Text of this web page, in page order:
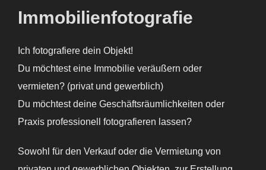
Immobilienfotografie
Ich fotografiere dein Objekt!
Du möchtest eine Immobilie veräußern oder
vermieten? (privat und gewerblich)
Du möchtest deine Geschäftsräumlichkeiten oder
Praxis professionell fotografieren lassen?
Sowohl für den Verkauf oder die Vermietung von